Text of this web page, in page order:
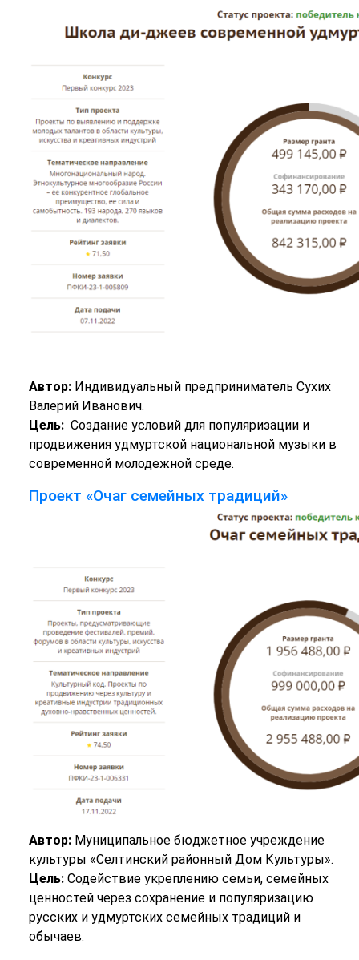
Автор: Индивидуальный предприниматель Сухих
Валерий Иванович.
Цель: Создание условий для популяризации и
продвижения удмуртской национальной музыки в
современной молодежной среде.
Проект «Очаг семейных традиций»
Автор:Муниципальное бюджетное учреждение
культуры «Селтинский районный Дом Культуры».
Цель:Содействие укреплению семьи, семейных
ценностей через сохранение и популяризацию
русских и удмуртских семейных традиций и
обычаев.